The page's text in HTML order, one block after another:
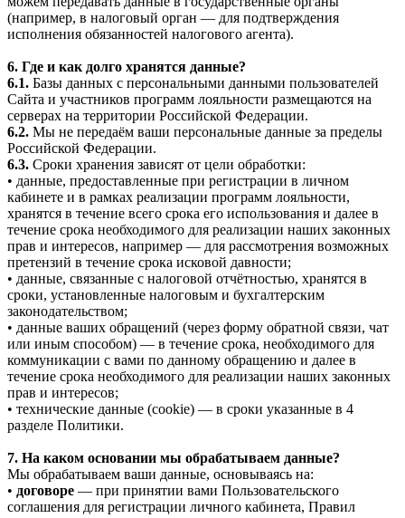
(например, в налоговый орган — для подтверждения
исполнения обязанностей налогового агента).
6. Где и как долго хранятся данные?
6.1. Базы данных с персональными данными пользователей
Сайта и участников программ лояльности размещаются на
серверах на территории Российской Федерации.
6.2. Мы не передаём ваши персональные данные за пределы
Российской Федерации.
6.3. Сроки хранения зависят от цели обработки:
• данные, предоставленные при регистрации в личном
кабинете и в рамках реализации программ лояльности,
хранятся в течение всего срока его использования и далее в
течение срока необходимого для реализации наших законных
прав и интересов, например — для рассмотрения возможных
претензий в течение срока исковой давности;
• данные, связанные с налоговой отчётностью, хранятся в
сроки, установленные налоговым и бухгалтерским
законодательством;
• данные ваших обращений (через форму обратной связи, чат
или иным способом) — в течение срока, необходимого для
коммуникации с вами по данному обращению и далее в
течение срока необходимого для реализации наших законных
прав и интересов;
• технические данные (cookie) — в сроки указанные в 4
разделе Политики.
7. На каком основании мы обрабатываем данные?
Мы обрабатываем ваши данные, основываясь на:
• договоре — при принятии вами Пользовательского
соглашения для регистрации личного кабинета, Правил